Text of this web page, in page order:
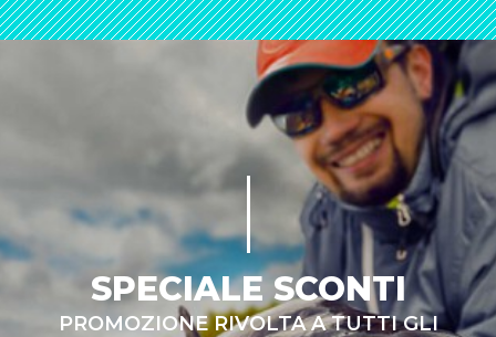
SPECIALE SCONTI
PROMOZIONE RIVOLTA A TUTTI GLI